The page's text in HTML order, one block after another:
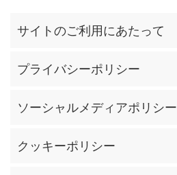
サイトのご利用にあたって
プライバシーポリシー
ソーシャルメディアポリシー
クッキーポリシー